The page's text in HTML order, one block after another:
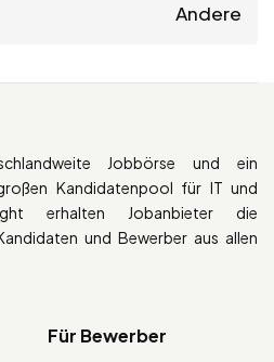
Andere
Jobbörse und ein
Kandidatenpool für IT und
erhalten Jobanbieter die
und Bewerber aus allen
Für Bewerber